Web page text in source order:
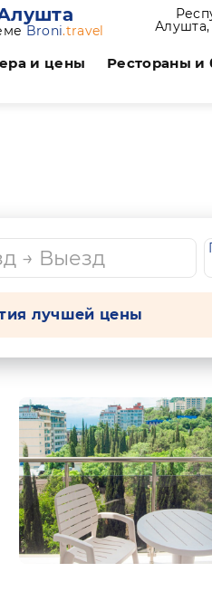
Broni.travel
и цены Рестораны и
лучшей цены